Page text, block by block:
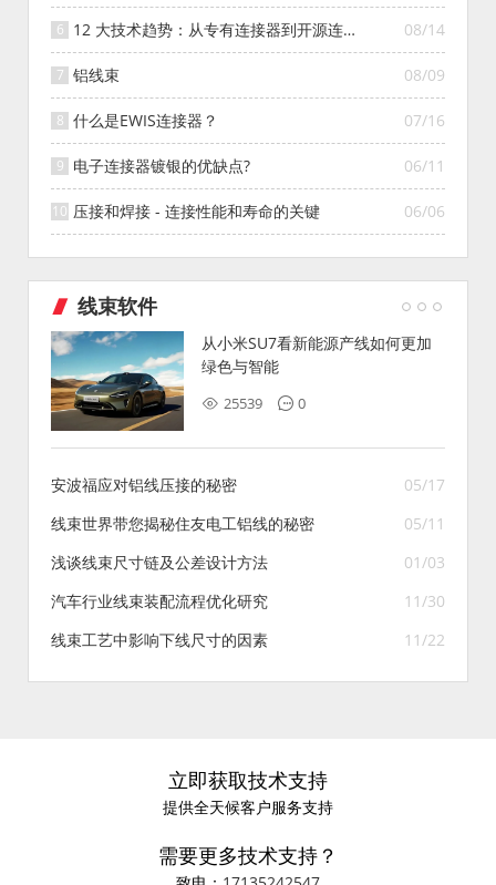
08/14
12 大技术趋势：从专有连接器到开源连接
器的演变
08/09
铝线束
07/16
什么是EWIS连接器？
06/11
电子连接器镀银的优缺点?
06/06
压接和焊接 - 连接性能和寿命的关键
线束软件
从小米SU7看新能源产线如何更加
绿色与智能
25539 0
05/17
安波福应对铝线压接的秘密
05/11
线束世界带您揭秘住友电工铝线的秘密
01/03
浅谈线束尺寸链及公差设计方法
11/30
汽车行业线束装配流程优化研究
11/22
线束工艺中影响下线尺寸的因素
立即获取技术支持
提供全天候客户服务支持
需要更多技术支持？